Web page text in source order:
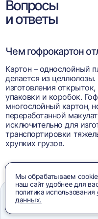
Вопросы
и ответы
Чем гофрокартон
Картон – однослойный
делается из целлюлозы.
изготовления
упаковки и коробок.
многослойный картон,
переработанной
исключительно для
транспортировки
хрупких грузов.
Что такое
Мы обрабатываем
наш сайт удобнее для
политика использования
данных.